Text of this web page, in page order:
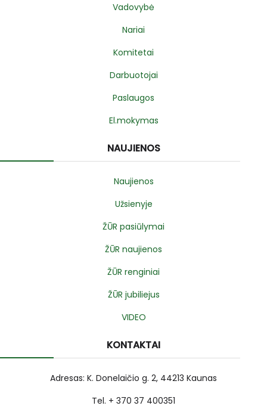
Vadovybė
Nariai
Komitetai
Darbuotojai
Paslaugos
El.mokymas
NAUJIENOS
Naujienos
Užsienyje
ŽŪR pasiūlymai
ŽŪR naujienos
ŽŪR renginiai
ŽŪR jubiliejus
VIDEO
KONTAKTAI
Adresas: K. Donelaičio g. 2, 44213 Kaunas
Tel. + 370 37 400351